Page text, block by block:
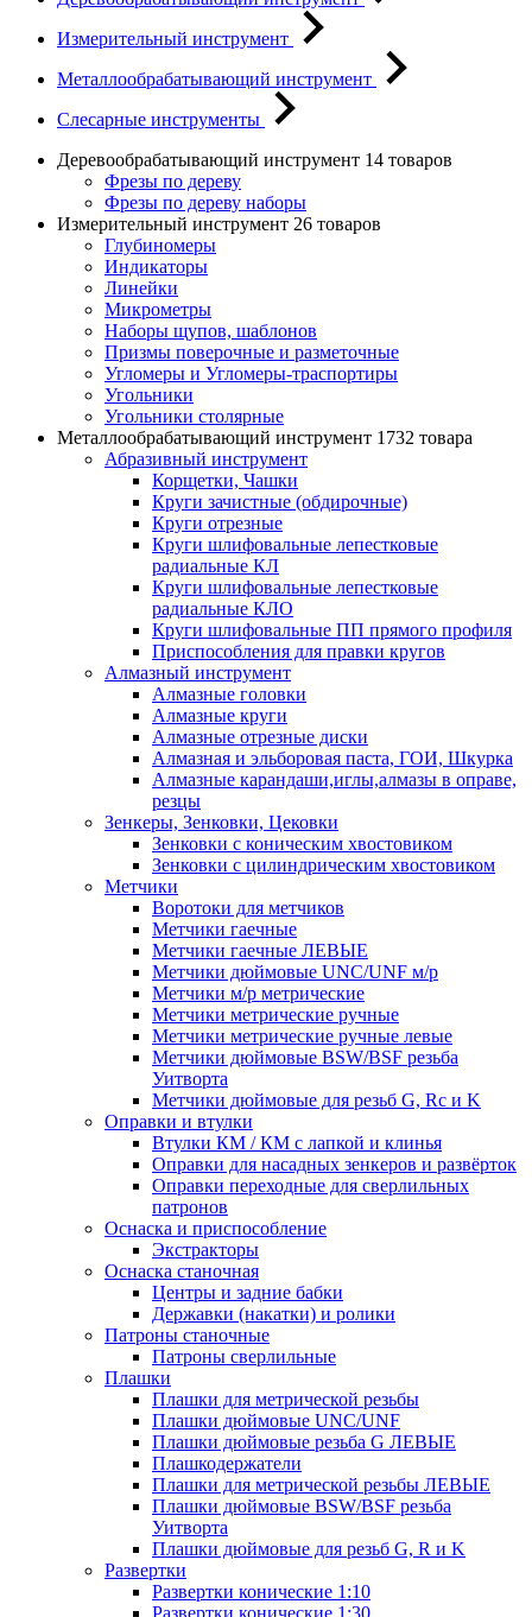
Измерительный инструмент
Металлообрабатывающий инструмент
Слесарные инструменты
Деревообрабатывающий инструмент 14 товаров
Фрезы по дереву
Фрезы по дереву наборы
Измерительный инструмент 26 товаров
Глубиномеры
Индикаторы
Линейки
Микрометры
Наборы щупов, шаблонов
Призмы поверочные и разметочные
Угломеры и Угломеры-траспортиры
Угольники
Угольники столярные
Металлообрабатывающий инструмент 1732 товара
Абразивный инструмент
Корщетки, Чашки
Круги зачистные (обдирочные)
Круги отрезные
Круги шлифовальные лепестковые
радиальные КЛ
Круги шлифовальные лепестковые
радиальные КЛО
Круги шлифовальные ПП прямого профиля
Приспособления для правки кругов
Алмазный инструмент
Алмазные головки
Алмазные круги
Алмазные отрезные диски
Алмазная и эльборовая паста, ГОИ, Шкурка
Алмазные карандаши,иглы,алмазы в оправе,
резцы
Зенкеры, Зенковки, Цековки
Зенковки с коническим хвостовиком
Зенковки с цилиндрическим хвостовиком
Метчики
Воротоки для метчиков
Метчики гаечные
Метчики гаечные ЛЕВЫЕ
Метчики дюймовые UNC/UNF м/р
Метчики м/р метрические
Метчики метрические ручные
Метчики метрические ручные левые
Метчики дюймовые BSW/BSF резьба
Уитворта
Метчики дюймовые для резьб G, Rc и K
Оправки и втулки
Втулки КМ / КМ с лапкой и клинья
Оправки для насадных зенкеров и развёрток
Оправки переходные для сверлильных
патронов
Оснаска и приспособление
Экстракторы
Оснаска станочная
Центры и задние бабки
Державки (накатки) и ролики
Патроны станочные
Патроны сверлильные
Плашки
Плашки для метрической резьбы
Плашки дюймовые UNC/UNF
Плашки дюймовые резьба G ЛЕВЫЕ
Плашкодержатели
Плашки для метрической резьбы ЛЕВЫЕ
Плашки дюймовые BSW/BSF резьба
Уитворта
Плашки дюймовые для резьб G, R и K
Развертки
Развертки конические 1:10
Развертки конические 1:30